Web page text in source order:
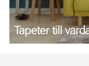
Tapeter till